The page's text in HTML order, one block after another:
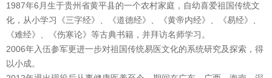
1987年6月生于贵州省黄平县的一个农村家庭，自幼喜爱祖国传统文
化，从小学习《三字经》、《道德经》、《黄帝内经》、《易经》、
《难经》、《伤寒论》等古典书籍，并拜访名师学习。
2006年入伍参军更进一步对祖国传统易医文化的系统研究及探索，得
以小成。